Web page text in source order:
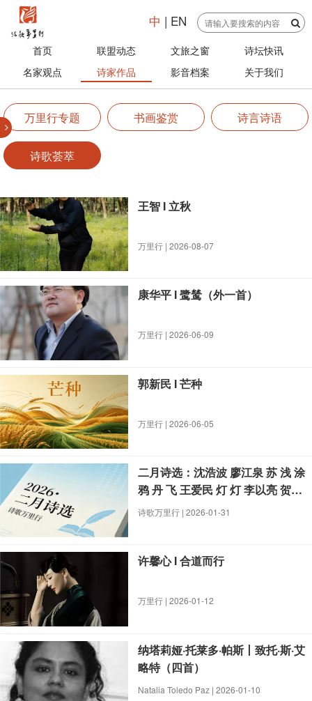
中 | EN
首页 联盟动态 文旅之窗
诗坛快讯
名家观点
诗家作品 影音档案 关于我们
万里行专题 书画鉴赏 诗言诗语
诗歌荟萃
王智 I 立秋
万里行 | 2026-08-07
康华平 I 鹭鸶（外一首）
万里行 | 2026-06-09
郭新民 I 芒种
万里行 | 2026-06-05
二月诗选：沈浩波 廖江泉 苏 浅 涂
鸦 丹 飞 王爱民 灯 灯 李以亮 贺予
飞 二 胡 康 雪 刘艳芹 周长风 瓦楞
诗歌万里行 | 2026-01-31
许馨心 I 合道而行
万里行 | 2026-01-12
纳塔莉娅·托莱多·帕斯丨致托·斯·艾
略特（四首）
Natalia Toledo Paz | 2026-01-10